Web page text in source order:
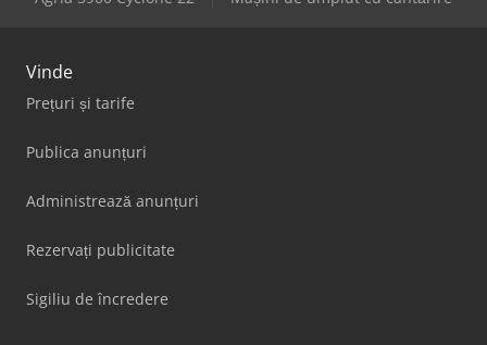
Vinde
Prețuri și tarife
Publica anunțuri
Administrează anunțuri
Rezervați publicitate
Sigiliu de încredere